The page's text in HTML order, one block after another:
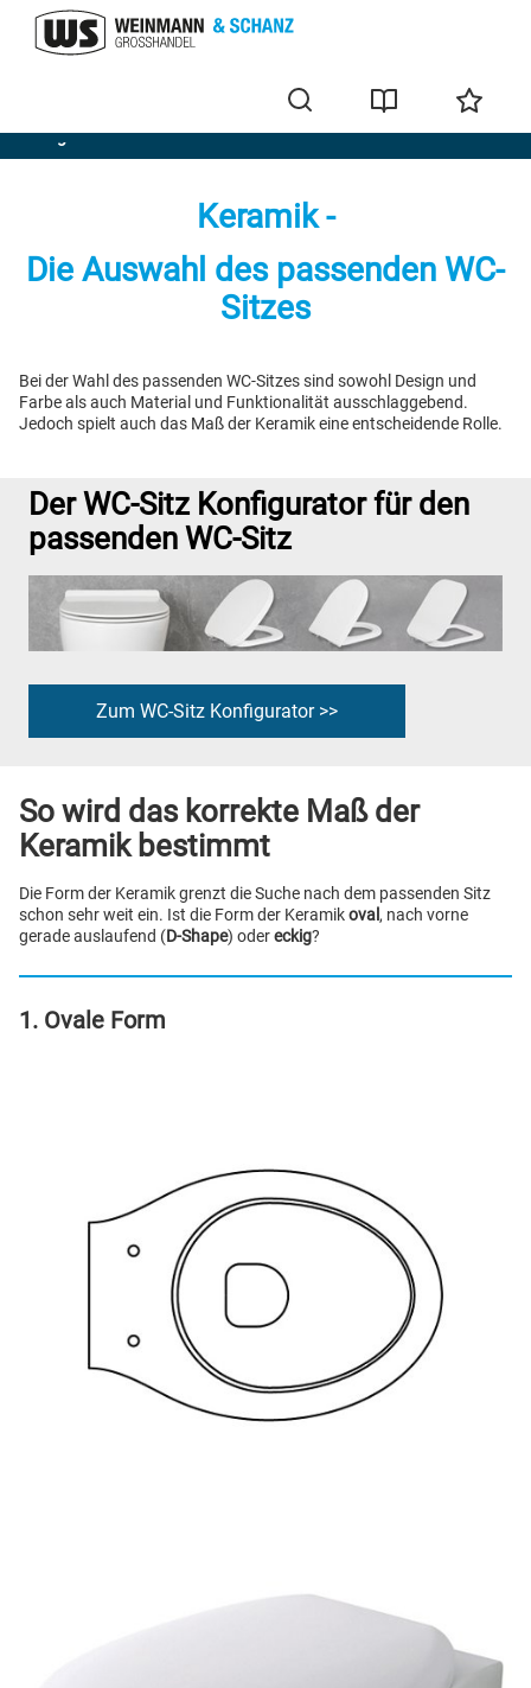
Ratgeber
Keramik -
Die Auswahl des passenden WC-
Sitzes
Bei der Wahl des passenden WC-Sitzes sind sowohl Design und
Farbe als auch Material und Funktionalität ausschlaggebend.
Jedoch spielt auch das Maß der Keramik eine entscheidende Rolle.
Der WC-Sitz Konfigurator für den
passenden WC-Sitz
Zum WC-Sitz Konfigurator >>
So wird das korrekte Maß der
Keramik bestimmt
Die Form der Keramik grenzt die Suche nach dem passenden Sitz
schon sehr weit ein. Ist die Form der Keramikoval , nach vorne
gerade auslaufend (D-Shape) odereckig?
1. Ovale Form